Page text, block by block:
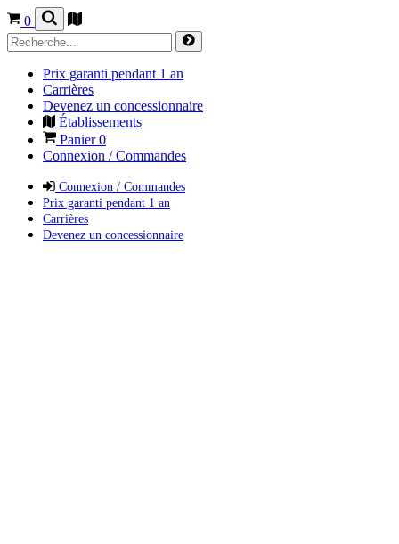
0
Prix garanti pendant 1 an
Carrières
Devenez un concessionnaire
Établissements
Panier0
Connexion / Commandes
Connexion / Commandes
Prix garanti pendant 1 an
Carrières
Devenez un concessionnaire